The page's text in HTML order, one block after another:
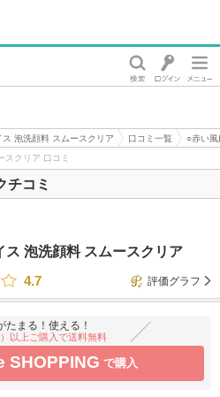
ス 泡洗顔料 スムースクリア 口コミ一覧
○赤い
スクリア 口コミ
チコミ
ス 泡洗顔料 スムースクリア
4.7
評価グラフ
たまる！使える！
以上ご購入で送料無料
SHOPPING で購入